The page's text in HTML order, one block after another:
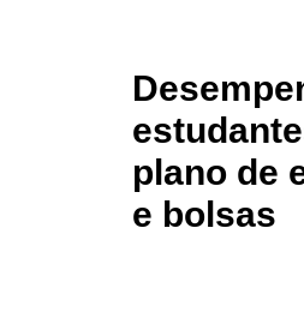
plano de
e bolsas